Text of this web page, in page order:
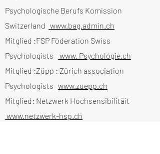
Psychologische Berufs Komission
Switzerland www.bag.admin.ch
Mitglied :FSP Föderation Swiss
Psychologists
www. Psychologie.ch
Mitglied :Züpp : Zürich association
Psychologists www.zuepp.ch
Mitglied: Netzwerk Hochsensibilitäit
www.netzwerk-hsp.ch